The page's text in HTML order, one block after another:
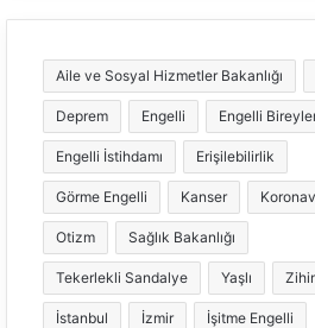
Aile ve Sosyal Hizmetler Bakanlığı
Deprem Engelli Engelli
Engelli İstihdamı Erişilebilirlik
Görme Engelli Kanser
Otizm Sağlık Bakanlığı
Tekerlekli Sandalye Yaşlı
İstanbul İzmir İşitme Engelli